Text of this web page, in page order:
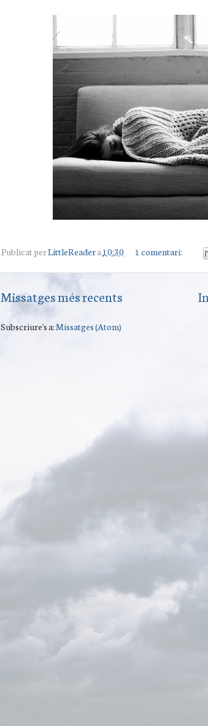
Publicat perLittleReadera10:30 1 comentari:
Missatges més recents
Subscriure's a:Missatges (Atom)